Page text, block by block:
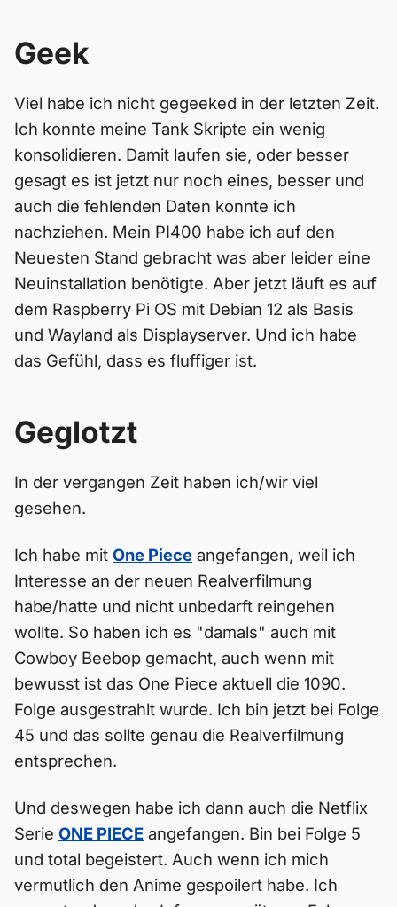
Geek
Viel habe ich nicht gegeeked in der letzten Zeit.
Ich konnte meine Tank Skripte ein wenig
konsolidieren. Damit laufen sie, oder besser
gesagt es ist jetzt nur noch eines, besser und
auch die fehlenden Daten konnte ich
nachziehen. Mein PI400 habe ich auf den
Neuesten Stand gebracht was aber leider eine
Neuinstallation benötigte. Aber jetzt läuft es auf
dem Raspberry Pi OS mit Debian 12 als Basis
und Wayland als Displayserver. Und ich habe
das Gefühl, dass es fluffiger ist.
Geglotzt
In der vergangen Zeit haben ich/wir viel
gesehen.
Ich habe mit One Piece angefangen, weil ich
Interesse an der neuen Realverfilmung
habe/hatte und nicht unbedarft reingehen
wollte. So haben ich es "damals" auch mit
Cowboy Beebop gemacht, auch wenn mit
bewusst ist das One Piece aktuell die 1090.
Folge ausgestrahlt wurde. Ich bin jetzt bei Folge
45 und das sollte genau die Realverfilmung
entsprechen.
Und deswegen habe ich dann auch die Netflix
Serie ONE PIECE angefangen. Bin bei Folge 5
und total begeistert. Auch wenn ich mich
vermutlich den Anime gespoilert habe. Ich